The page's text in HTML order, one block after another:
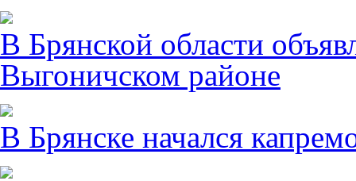
В Брянской области
Выгоничском районе
В Брянске начался